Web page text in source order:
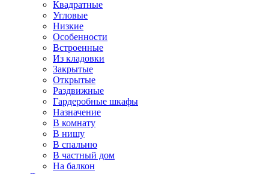
Квадратные
Угловые
Низкие
Особенности
Встроенные
Из кладовки
Закрытые
Открытые
Раздвижные
Гардеробные шкафы
Назначение
В комнату
В нишу
В спальню
В частный дом
На балкон